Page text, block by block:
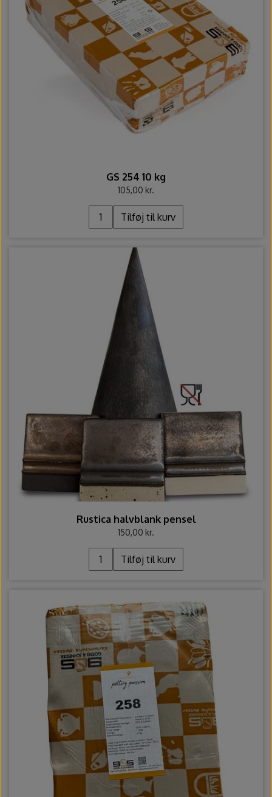
GS 254 10 kg
105,00 kr.
Tilføj til kurv
Rustica halvblank pensel
150,00 kr.
Tilføj til kurv